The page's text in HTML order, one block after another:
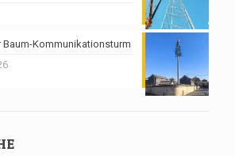
Kommunikationsturm